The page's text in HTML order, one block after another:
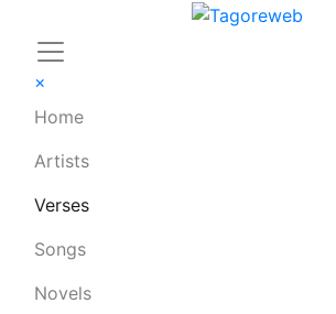
×
Home
Artists
Verses
Songs
Novels